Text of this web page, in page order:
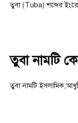
তুবা (Tuba) শব্দের
তুবা নামটি
তুবা নামটি